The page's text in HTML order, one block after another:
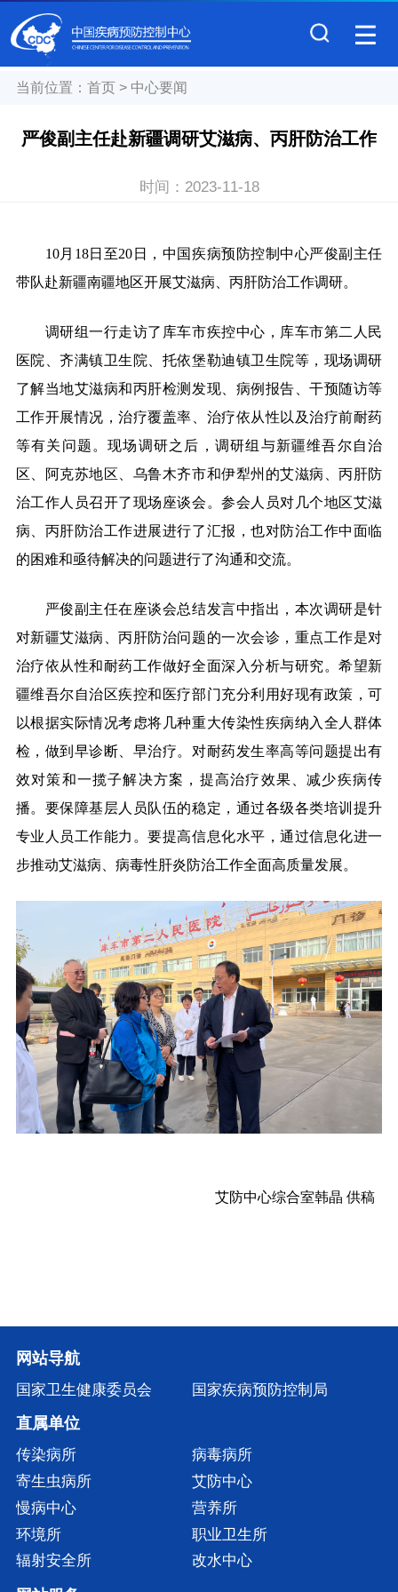
当前位置： 首页> 中心要闻
严俊副主任赴新疆调研艾滋病、丙肝防治工作
时间： 2023-11-18
10月18日至20日，中国疾病预防控制中心严俊副主任
带队赴新疆南疆地区开展艾滋病、丙肝防治工作调研。
调研组一行走访了库车市疾控中心，库车市第二人民
医院、齐满镇卫生院、托依堡勒迪镇卫生院等，现场调研
了解当地艾滋病和丙肝检测发现、病例报告、干预随访等
工作开展情况，治疗覆盖率、治疗依从性以及治疗前耐药
等有关问题。现场调研之后，调研组与新疆维吾尔自治
区、阿克苏地区、乌鲁木齐市和伊犁州的艾滋病、丙肝防
治工作人员召开了现场座谈会。参会人员对几个地区艾滋
病、丙肝防治工作进展进行了汇报，也对防治工作中面临
的困难和亟待解决的问题进行了沟通和交流。
严俊副主任在座谈会总结发言中指出，本次调研是针
对新疆艾滋病、丙肝防治问题的一次会诊，重点工作是对
治疗依从性和耐药工作做好全面深入分析与研究。希望新
疆维吾尔自治区疾控和医疗部门充分利用好现有政策，可
以根据实际情况考虑将几种重大传染性疾病纳入全人群体
检，做到早诊断、早治疗。对耐药发生率高等问题提出有
效对策和一揽子解决方案，提高治疗效果、减少疾病传
播。要保障基层人员队伍的稳定，通过各级各类培训提升
专业人员工作能力。要提高信息化水平，通过信息化进一
步推动艾滋病、病毒性肝炎防治工作全面高质量发展。
艾防中心综合室韩晶 供稿
网站导航
国家卫生健康委员会 国家疾病预防控制局
直属单位
传染病所
病毒病所
寄生虫病所
艾防中心
慢病中心
营养所
环境所
职业卫生所
辐射安全所
改水中心